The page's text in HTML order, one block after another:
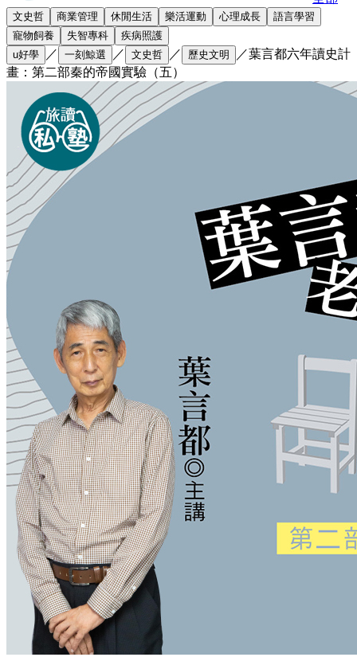
文史哲 商業管理 休閒生活 樂活運動 心理成長
語言學習
寵物飼養
失智專科
疾病照護
u好學
／ 一刻鯨選 ／ 文史哲 ／ 歷史文明 ／葉言都六年讀史計
畫：第二部秦的帝國實驗（五）